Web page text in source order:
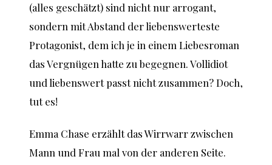
(alles geschätzt) sind nicht nur arrogant,
sondern mit Abstand der liebenswerteste
Protagonist, dem ich je in einem Liebesroman
das Vergnügen hatte zu begegnen. Vollidiot
und liebenswert passt nicht zusammen? Doch,
tut es!
Emma Chase erzählt das Wirrwarr zwischen
Mann und Frau mal von der anderen Seite.